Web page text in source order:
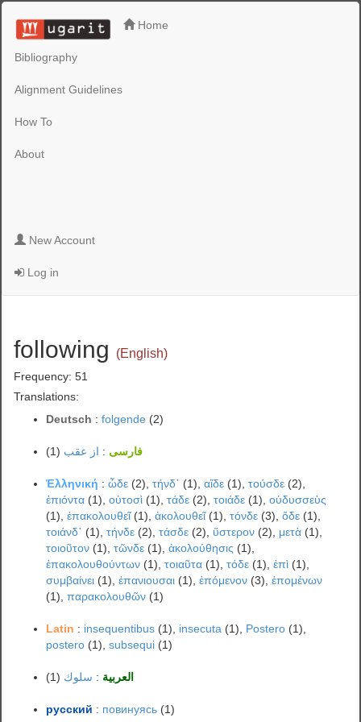
Home
Bibliography
Alignment Guidelines
How To
About
New Account
Log in
following (English)
Frequency: 51
Translations:
Deutsch :folgende (2)
فارسی : از عقب (1)
Ἑλληνική :ὧδε (2),τήνδ᾽ (1),αἵδε (1),τούσδε (2),
ἐπιόντα (1),οὑτοσὶ (1),τάδε (2),τοιάδε (1),οὑδυσσεὺς
(1),ἐπακολουθεῖ(1),ἀκολουθεῖ(1),τόνδε (3),ὅδε (1),
τοιάνδ᾽ (1),τήνδε (2),τάσδε (2), ὕστερον (2), μετὰ (1),
τοιοῦτον (1),τῶνδε (1),ἀκολούθησις (1),
ἐπακολουθούντων (1),τοιαῦτα (1),τόδε (1),ἐπὶ (1),
συμβαίνει (1),ἐπανιουσαι (1),ἑπόμενον (3),ἑπομένων
(1),παρακολουθῶν (1)
Latin : insequentibus (1), insecuta (1), Postero (1),
postero (1),subsequi (1)
العربية : سلوك (1)
русский : повинуясь (1)